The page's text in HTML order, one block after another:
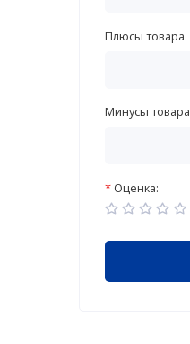
Плюсы товара
Минусы товара
Оценка: